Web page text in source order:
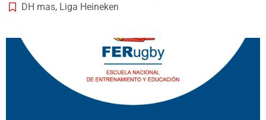
DH mas, Liga Heineken